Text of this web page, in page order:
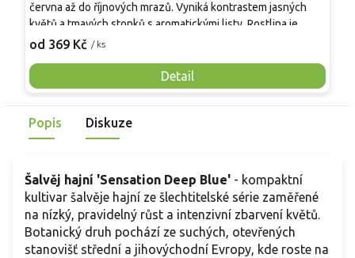
od 369 Kč / ks
Detail
června až do říjnových mrazů. Vyniká kontrastem jasných
květů a tmavých stonků s aromatickými listy. Rostlina je
mrazuvzdorná do -12 °C, v chladu proto vyžaduje kryt či
motýly. Pro delší kvetení a úhledný tvar pravidelně
odstraňujte odkvetlé klasy. Ideální do záhonů i květináčů pro
zvýšení biodiverzity.
Popis Diskuze
Šalvěj hajní 'Sensation Deep Blue' - kompaktní
kultivar šalvěje hajní ze šlechtitelské série zaměřené
na nízký, pravidelný růst a intenzivní zbarvení květů.
Botanický druh pochází ze suchých, otevřených
stanovišť střední a jihovýchodní Evropy, kde roste na